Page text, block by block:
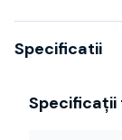
Specificatii
Specificații